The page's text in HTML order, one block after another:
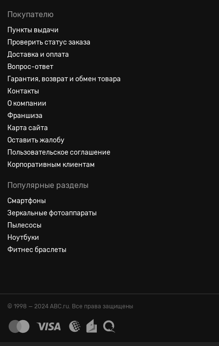
Покупателю
Пункты выдачи
Проверить статус заказа
Доставка и оплата
Вопрос-ответ
Гарантия, возврат и обмен товара
Контакты
О компании
Франшиза
Карта сайта
Оставить жалобу
Пользовательское соглашение
Корпоративным клиентам
Популярные разделы
Смартфоны
Зеркальные фотоаппараты
Пылесосы
Ноутбуки
Фитнес браслеты
© 1998 — 2024 ABC.ru. Все права защищены